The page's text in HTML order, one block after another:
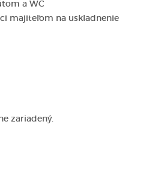
a WC
majiteľom na uskladnenie
zariadený.